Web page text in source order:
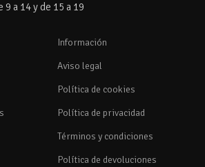
9 a 14 y de 15 a 19
Información
Aviso legal
Política de cookies
Política de privacidad
Términos y condiciones
Política de devoluciones